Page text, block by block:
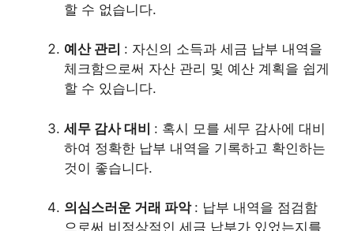
할 수 없습니다.
예산 관리 : 자신의 소득과 세금 납부 내역을
체크함으로써 자산 관리 및 예산 계획을 쉽게
할 수 있습니다.
세무 감사 대비 : 혹시 모를 세무 감사에 대비
하여 정확한 납부 내역을 기록하고 확인하는
것이 좋습니다.
의심스러운 거래 파악 : 납부 내역을 점검함
으로써 비정상적인 세금 납부가 있었는지를